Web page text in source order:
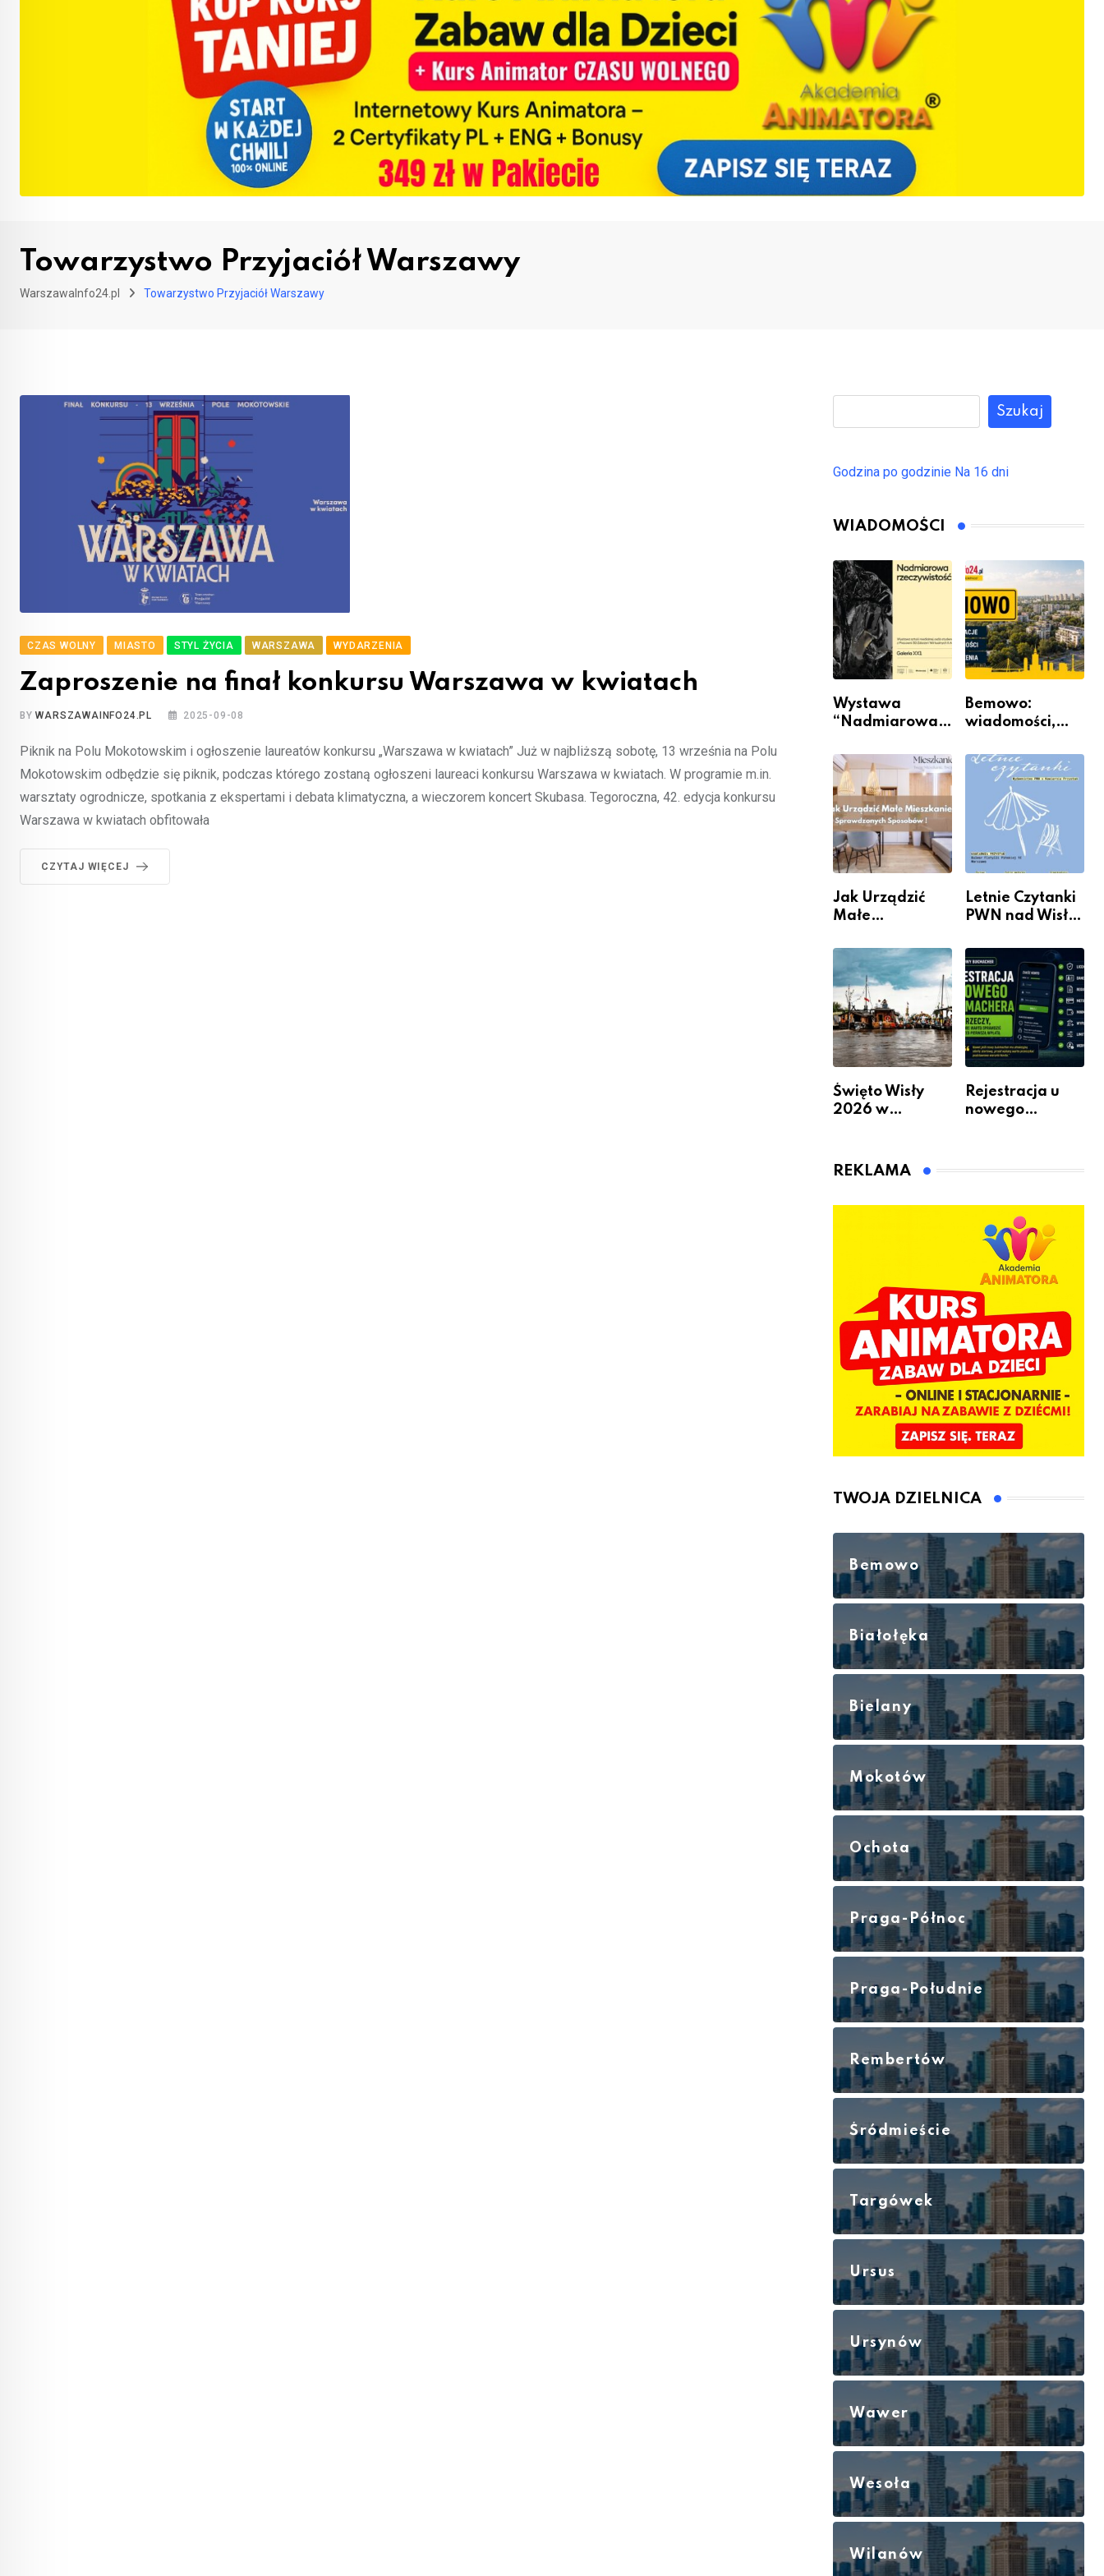
Towarzystwo Przyjaciół Warszawy
WarszawaInfo24.pl Towarzystwo Przyjaciół Warszawy
CZAS WOLNY MIASTO STYL ŻYCIA WARSZAWA WYDARZENIA
Zaproszenie na finał konkursu Warszawa w kwiatach
BYWARSZAWAINFO24.PL 2025-09-08
Piknik na Polu Mokotowskim i ogłoszenie laureatów konkursu „Warszawa w kwiatach” Już w najbliższą sobotę, 13 września na Polu
Mokotowskim odbędzie się piknik, podczas którego zostaną ogłoszeni laureaci konkursu Warszawa w kwiatach. W programie m.in.
warsztaty ogrodnicze, spotkania z ekspertami i debata klimatyczna, a wieczorem koncert Skubasa. Tegoroczna, 42. edycja konkursu
Warszawa w kwiatach obfitowała
CZYTAJ WIĘCEJ
Szukaj
Godzina po godzinie Na 16 dni
WIADOMOŚCI
Wystawa
“Nadmiarowa
w Galerii XX1
Bemowo:
wiadomości,
wydarzenia z
dzielnicy
Jak Urządzić
Małe
Sposobów Na
Więcej
Przestrzeni Bez
Kosztownego
Remontu
Letnie Czytanki
PWN nad Wisłą.
książką, kawą i
chwilą dla
siebie
Święto Wisły
2026 w
się będzie działo
Rejestracja u
nowego
wpłatą
REKLAMA
TWOJA DZIELNICA
Bemowo
Białołęka
Bielany
Mokotów
Ochota
Praga-Północ
Praga-Południe
Rembertów
Śródmieście
Targówek
Ursus
Ursynów
Wawer
Wesoła
Wilanów